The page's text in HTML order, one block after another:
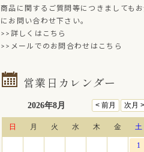
商品に関するご質問等につきましても
にお問い合わせ下さい。
>>詳しくはこちら
>>メールでのお問合わせはこちら
営業日カレンダー